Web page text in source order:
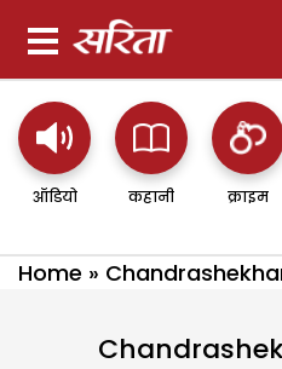
ऑडियो कहानी क्राइम
Home »